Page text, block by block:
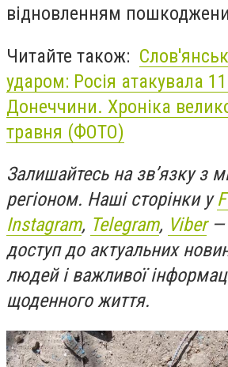
відновленням
Читайте також:
ударом: Росія атакувала 11
Донеччини. Хроніка
травня (ФОТО)
Залишайтесь на зв’язку з
регіоном. Наші сторінки у
Instagram, Telegram, Viber—
доступ до актуальних
людей і важливої
щоденного життя.